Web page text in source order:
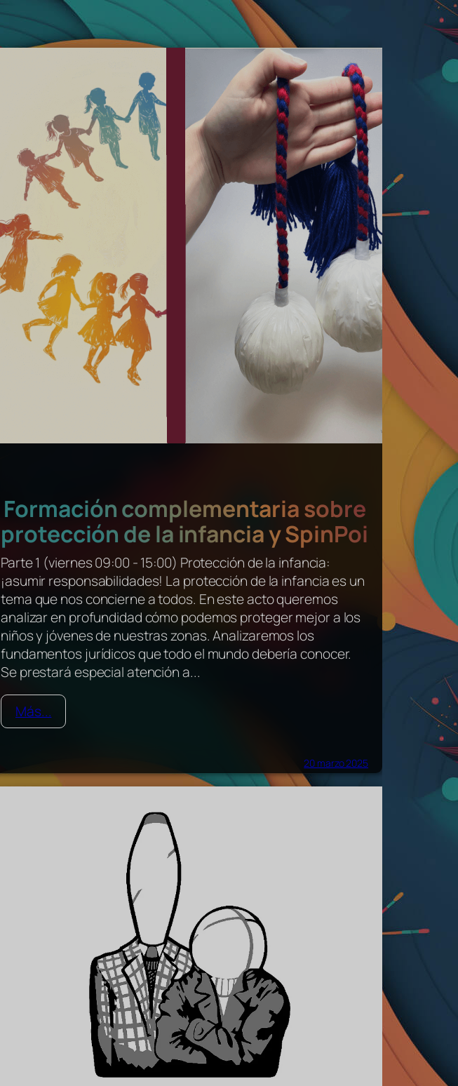
Formación complementaria sobre
protección de la infancia y SpinPoi
Parte 1 (viernes 09:00 - 15:00) Protección de la infancia:
¡asumir responsabilidades! La protección de la infancia es un
tema que nos concierne a todos. En este acto queremos
analizar en profundidad cómo podemos proteger mejor a los
niños y jóvenes de nuestras zonas. Analizaremos los
fundamentos jurídicos que todo el mundo debería conocer.
Se prestará especial atención a...
Más...
20 marzo 2025